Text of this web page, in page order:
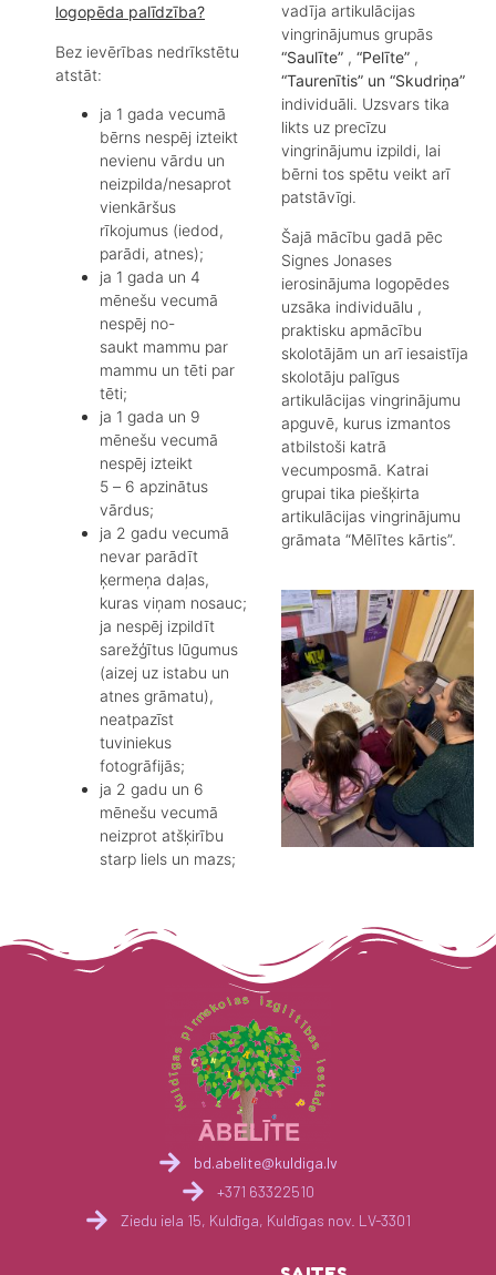
logopēda palīdzība?
Bez ievērības nedrīkstētu
atstāt:
ja 1 gada vecumā
bērns nespēj izteikt
nevienu vārdu un
neizpilda/nesaprot
vienkāršus
rīkojumus (iedod,
parādi, atnes);
ja 1 gada un 4
mēnešu vecumā
nespēj no-
saukt mammu par
mammu un tēti par
tēti;
ja 1 gada un 9
mēnešu vecumā
nespēj izteikt
5 – 6 apzinātus
vārdus;
ja 2 gadu vecumā
nevar parādīt
ķermeņa daļas,
kuras viņam nosauc;
ja nespēj izpildīt
sarežģītus lūgumus
(aizej uz istabu un
atnes grāmatu),
neatpazīst
tuviniekus
fotogrāfijās;
ja 2 gadu un 6
mēnešu vecumā
neizprot atšķirību
starp liels un mazs;
vadīja artikulācijas
vingrinājumus grupās
“Saulīte” , “Pelīte” ,
“Taurenītis” un “Skudriņa”
individuāli. Uzsvars tika
likts uz precīzu
vingrinājumu izpildi, lai
bērni tos spētu veikt arī
patstāvīgi.
Šajā mācību gadā pēc
Signes Jonases
ierosinājuma logopēdes
uzsāka individuālu ,
praktisku apmācību
skolotājām un arī iesaistīja
skolotāju palīgus
artikulācijas vingrinājumu
apguvē, kurus izmantos
atbilstoši katrā
vecumposmā. Katrai
grupai tika piešķirta
artikulācijas vingrinājumu
grāmata “Mēlītes kārtis”.
bd.abelite@kuldiga.lv
+371 63322510
Ziedu iela 15, Kuldīga, Kuldīgas nov. LV-3301